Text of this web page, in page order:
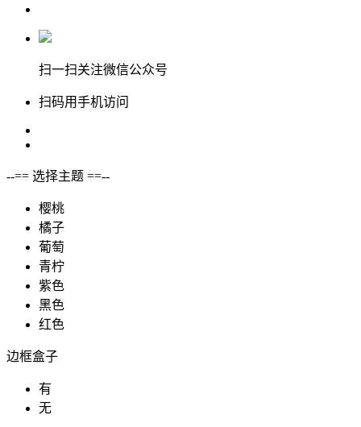
扫一扫关注微信公众号
扫码用手机访问
--== 选择主题 ==--
樱桃
橘子
葡萄
青柠
紫色
黑色
红色
边框盒子
有
无